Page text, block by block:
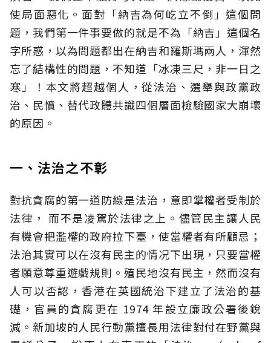
使局面惡化。面對「納吉為何屹立不倒」這個問
題，我們第一件事要做的就是不為「納吉」這個名
字所惑，以為問題都出在納吉和羅斯瑪兩人，渾然
忘了結構性的問題，不知道「冰凍三尺，非一日之
寒」！本文將超越個人，從法治、選舉與政黨政
治、民憤、替代政體共識四個層面檢驗國家大崩壞
的原因。
一、法治之不彰
對抗貪腐的第一道防線是法治，意即掌權者受制於
法律， 而不是凌駕於法律之上。儘管民主讓人民
有機會把濫權的政府拉下臺，使當權者有所顧忌；
法治其實可以在沒有民主的情况下出現，只要當權
者願意尊重遊戲規則。殖民地沒有民主，然而沒有
人可以否認，香港在英國統治下建立了法治的基
礎，官員的貪腐更在 1974 年設立廉政公署後銳
減。新加坡的人民行動黨擅長用法律對付在野黨與